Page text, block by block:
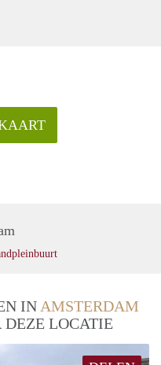
IN AMSTERDAM
DEZE LOCATIE